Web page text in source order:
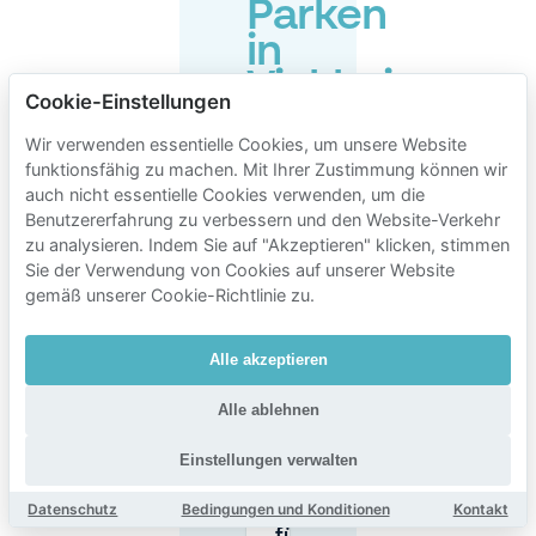
Parken
in
Vinkhuizen
Ist das
Parken in
Vinkhuizen
kostenlos?
Wie viel
der Nähe
von
Vinkhuizen
Wie bezahle ich
Cookie-Einstellungen
Wir verwenden essentielle Cookies, um unsere Website
funktionsfähig zu machen. Mit Ihrer Zustimmung können wir
auch nicht essentielle Cookies verwenden, um die
Benutzererfahrung zu verbessern und den Website-Verkehr
zu analysieren. Indem Sie auf "Akzeptieren" klicken, stimmen
Sie der Verwendung von Cookies auf unserer Website
gemäß unserer Cookie-Richtlinie zu.
Alle akzeptieren
Alle ablehnen
Einstellungen verwalten
Datenschutz Bedingungen und Konditionen Kontakt